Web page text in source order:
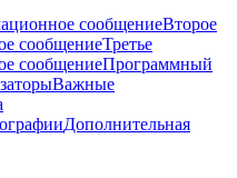
сообщениеВторое
сообщениеТретье
сообщениеПрограммный
Важные
Дополнительная